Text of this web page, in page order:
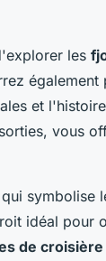
les
et
vous
symbolise
idéal pour
de croisière